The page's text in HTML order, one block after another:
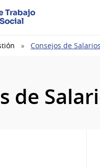
Trabajo
Consejos de
de